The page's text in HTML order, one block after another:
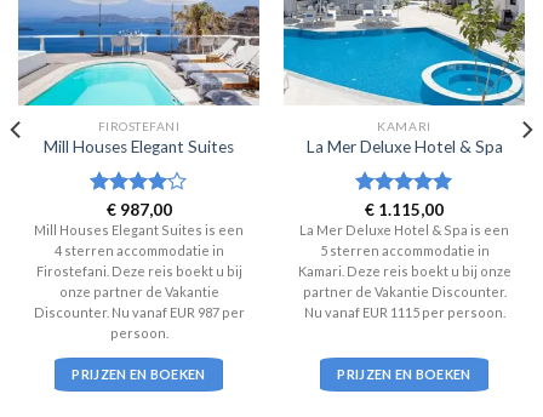
FIROSTEFANI
Mill Houses Elegant Suites
Waardering
4uit 5
€987,00
Mill Houses Elegant Suites is een
4 sterren accommodatie in
Firostefani. Deze reis boekt u bij
onze partner de Vakantie
Discounter. Nu vanaf EUR 987 per
persoon.
PRIJZEN EN BOEKEN
KAMARI
La Mer Deluxe Hotel & Spa
Waardering
5uit 5
€ 1.115,00
La Mer Deluxe Hotel & Spa is een
5 sterren accommodatie in
Kamari. Deze reis boekt u bij onze
partner de Vakantie Discounter.
Nu vanaf EUR 1115 per persoon.
PRIJZEN EN BOEKEN